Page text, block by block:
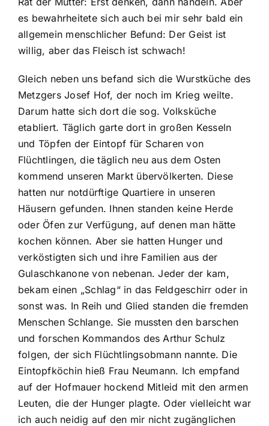
es bewahrheitete sich auch bei mir sehr bald ein
allgemein menschlicher Befund: Der Geist ist
willig, aber das Fleisch ist schwach!
Gleich neben uns befand sich die Wurstküche des
Metzgers Josef Hof, der noch im Krieg weilte.
Darum hatte sich dort die sog. Volksküche
etabliert. Täglich garte dort in großen Kesseln
und Töpfen der Eintopf für Scharen von
Flüchtlingen, die täglich neu aus dem Osten
kommend unseren Markt übervölkerten. Diese
hatten nur notdürftige Quartiere in unseren
Häusern gefunden. Ihnen standen keine Herde
oder Öfen zur Verfügung, auf denen man hätte
kochen können. Aber sie hatten Hunger und
verköstigten sich und ihre Familien aus der
Gulaschkanone von nebenan. Jeder der kam,
bekam einen „Schlag“ in das Feldgeschirr oder in
sonst was. In Reih und Glied standen die fremden
Menschen Schlange. Sie mussten den barschen
und forschen Kommandos des Arthur Schulz
folgen, der sich Flüchtlingsobmann nannte. Die
Eintopfköchin hieß Frau Neumann. Ich empfand
auf der Hofmauer hockend Mitleid mit den armen
Leuten, die der Hunger plagte. Oder vielleicht war
ich auch neidig auf den mir nicht zugänglichen